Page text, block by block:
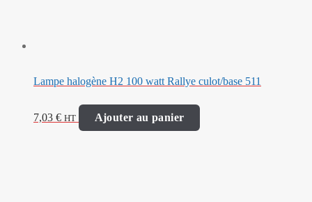
Lampe halogène H2 100 watt Rallye culot/base 511
7,03 € HT Ajouter au panier